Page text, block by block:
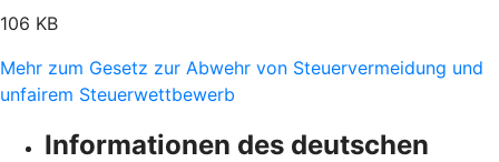
106 KB
Mehr zum Gesetz zur Abwehr von Steuervermeidung und
unfairem Steuerwettbewerb
Informationen des deutschen